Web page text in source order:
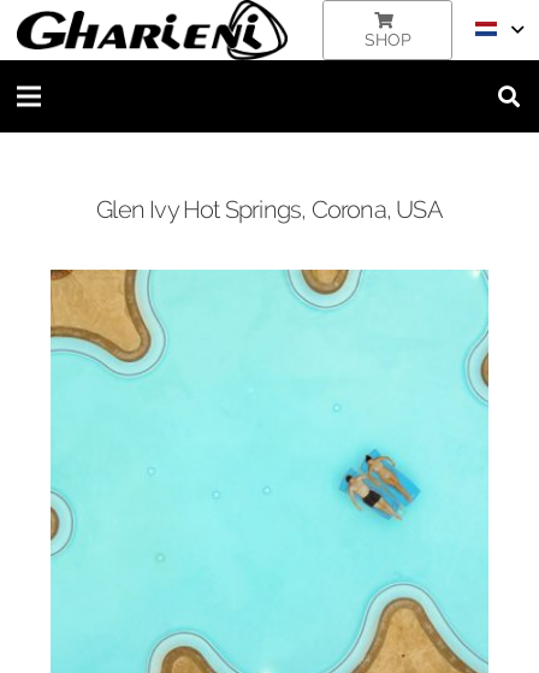
SHOP
Glen Ivy Hot Springs, Corona, USA